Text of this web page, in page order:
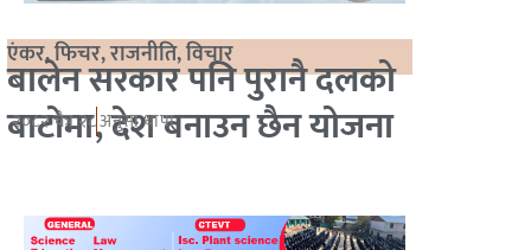
एंकर,फिचर,राजनीति,विचार
बालेन सरकार पनि पुरानै दलको
बाटोमा, देश बनाउन छैन योजना
२०८२ चैत्र २८अनुसा थापा